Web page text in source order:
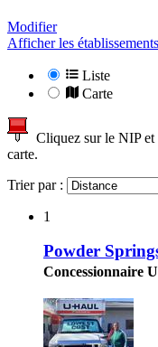
Modifier
Afficher les
Liste
Carte
Cliquez sur le NIP et
carte.
Trier par :
1
Powder
Concessionnaire